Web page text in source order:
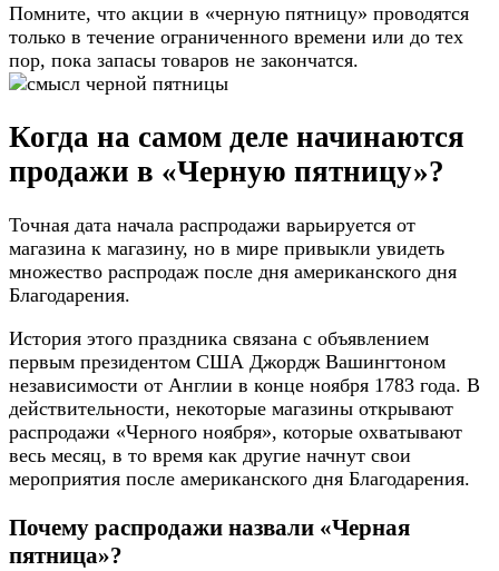
Помните, что акции в «черную пятницу» проводятся
только в течение ограниченного времени или до тех
пор, пока запасы товаров не закончатся.
Когда на самом деле начинаются
продажи в «Черную пятницу»?
Точная дата начала распродажи варьируется от
магазина к магазину, но в мире привыкли увидеть
множество распродаж после дня американского дня
Благодарения.
История этого праздника связана с объявлением
первым президентом США Джордж Вашингтоном
независимости от Англии в конце ноября 1783 года. В
действительности, некоторые магазины открывают
распродажи «Черного ноября», которые охватывают
весь месяц, в то время как другие начнут свои
мероприятия после американского дня Благодарения.
Почему распродажи назвали «Черная
пятница»?